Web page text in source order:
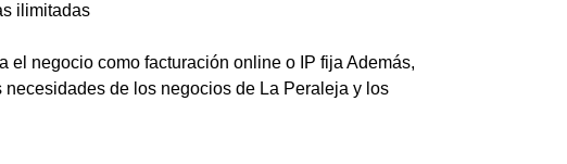
ilimitadas
negocio como facturación online o IP fija Además,
de los negocios de La Peraleja y los